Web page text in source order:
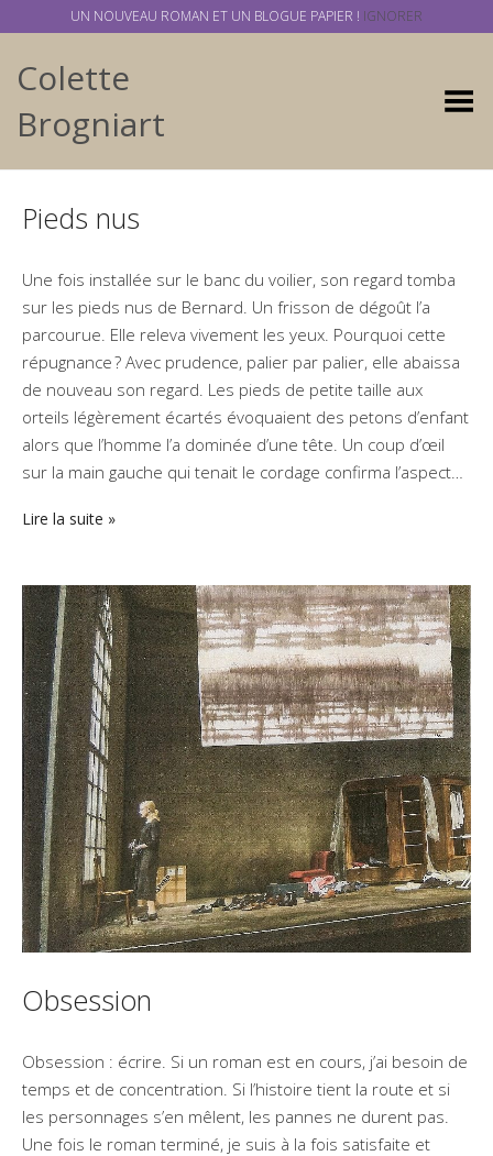
Colette
Brogniart
Basculer
Pieds nus
Une fois installée sur le banc du voilier, son regard tomba
sur les pieds nus de Bernard. Un frisson de dégoût l’a
parcourue. Elle releva vivement les yeux. Pourquoi cette
répugnance ? Avec prudence, palier par palier, elle abaissa
de nouveau son regard. Les pieds de petite taille aux
orteils légèrement écartés évoquaient des petons d’enfant
alors que l’homme l’a dominée d’une tête. Un coup d’œil
sur la main gauche qui tenait le cordage confirma l’aspect…
Lire la suite
Obsession
Obsession : écrire. Si un roman est en cours, j’ai besoin de
temps et de concentration. Si l’histoire tient la route et si
les personnages s’en mêlent, les pannes ne durent pas.
Une fois le roman terminé, je suis à la fois satisfaite et
UN NOUVEAU ROMAN ET UN BLOGUE PAPIER ! IGNORER